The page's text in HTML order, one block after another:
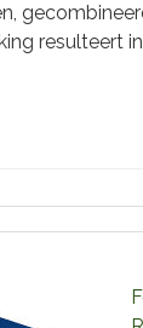
resulteert